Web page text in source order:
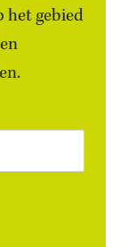
het gebied